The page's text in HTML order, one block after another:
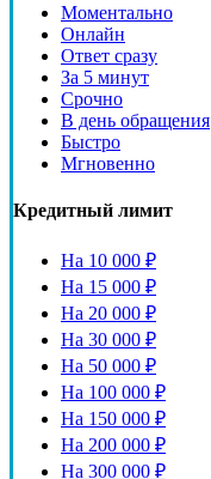
Моментально
Онлайн
Ответ сразу
За 5 минут
Срочно
В день обращения
Быстро
Мгновенно
Кредитный лимит
На 10 000 ₽
На 15 000 ₽
На 20 000 ₽
На 30 000 ₽
На 50 000 ₽
На 100 000 ₽
На 150 000 ₽
На 200 000 ₽
На 300 000 ₽